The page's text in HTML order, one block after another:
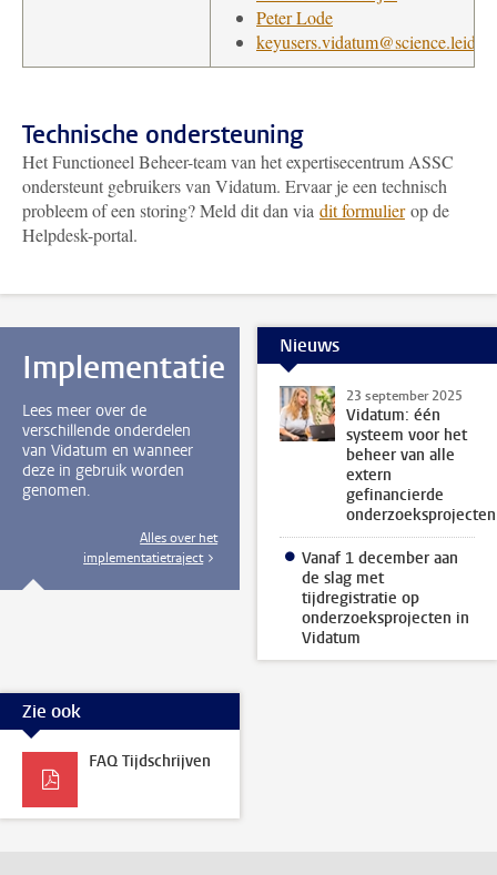
Peter Lode
Technische ondersteuning
Het Functioneel Beheer-team van het expertisecentrum ASSC
ondersteunt gebruikers van Vidatum. Ervaar je een technisch
probleem of een storing? Meld dit dan via dit formulierop de
Helpdesk-portal.
Implementatie
Lees meer over de
verschillende onderdelen
van Vidatum en wanneer
deze in gebruik worden
genomen.
Alles over het
implementatietraject
Nieuws
23 september 2025
Vidatum: één
systeem voor het
beheer van alle
extern
gefinancierde
onderzoeksprojecten
Vanaf 1 december aan
de slag met
tijdregistratie op
onderzoeksprojecten in
Vidatum
Zie ook
FAQ Tijdschrijven